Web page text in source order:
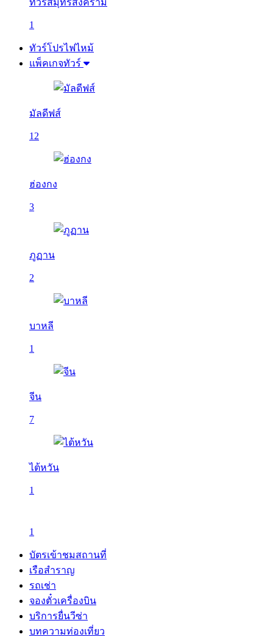
ทัวร์สมุทรสงคราม
1
ทัวร์โปรไฟไหม้
แพ็คเกจทัวร์
มัลดีฟส์
12
ฮ่องกง
3
ภูฏาน
2
บาหลี
1
จีน
7
ไต้หวัน
1
1
บัตรเข้าชมสถานที่
เรือสำราญ
รถเช่า
จองตั๋วเครื่องบิน
บริการยื่นวีซ่า
บทความท่องเที่ยว